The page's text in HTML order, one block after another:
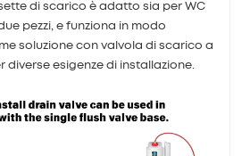
di scarico è adatto sia per WC
pezzi, e funziona in modo
soluzione con valvola di scarico a
diverse esigenze di installazione.